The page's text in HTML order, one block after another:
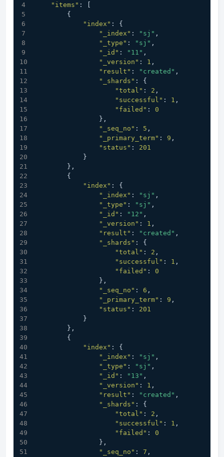
"items" :
{
"index" :
{
"_index" : "sj" ,
"_type" : "sj" ,
"_id" : "11" ,
"_version" : 1 ,
"result" : "created" ,
"_shards" :
{
"total" : 2 ,
"successful" : 1 ,
"failed" :
0
} ,
"_seq_no" : 5 ,
"_primary_term" : 9 ,
"status" :
201
}
} ,
{
"index" :
{
"_index" : "sj" ,
"_type" : "sj" ,
"_id" : "12" ,
"_version" : 1 ,
"result" : "created" ,
"_shards" :
{
"total" : 2 ,
"successful" : 1 ,
"failed" :
0
} ,
"_seq_no" : 6 ,
"_primary_term" : 9 ,
"status" :
201
}
} ,
{
"index" :
{
"_index" : "sj" ,
"_type" : "sj" ,
"_id" : "13" ,
"_version" : 1 ,
"result" : "created" ,
"_shards" :
{
"total" : 2 ,
"successful" : 1 ,
"failed" :
0
} ,
"_seq_no" : 7 ,